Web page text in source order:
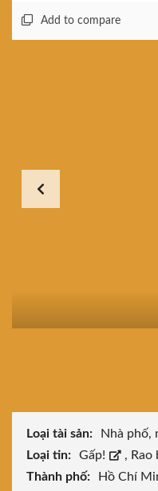
Add to compare
Loại tài sản:
Nhà phố,
Loại tin:
Gấp! , Rao
Thành phố:
Hồ Chí